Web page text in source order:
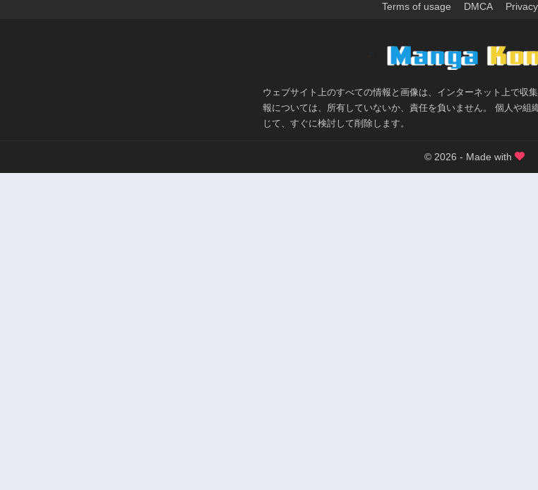
Terms of usage DMCA
ウェブサイト上のすべての情報と画像は、インターネット上で収
報については、所有していないか、責任を負いません。 個人や組
じて、すぐに検討して削除します。
© 2026 - Made with